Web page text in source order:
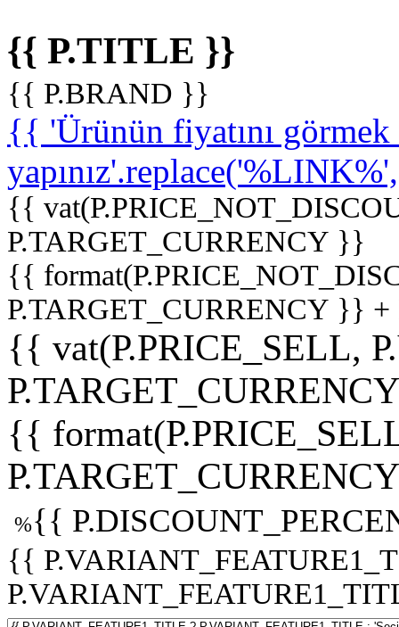
{{ P.TITLE }}
{{ P.BRAND }}
{{ 'Ürünün fiyatını
{{
P.TARGET_CURRENCY }}
{{
P.TARGET_CURRENCY }}
{{ vat(P.PRICE_SELL,
{{
%{{
{{